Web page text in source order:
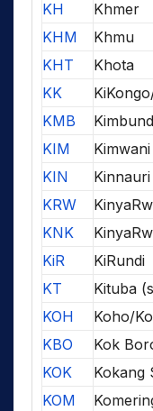
KH
Khmer
KHM
Khmu
KHT
Khota
KK
KMB
KIM
Kimwani
KIN
KRW
KNK
KiR
KiRundi
KT
Kituba
KOH
Koho/
KBO
Kok
KOK
Kokang
KOM